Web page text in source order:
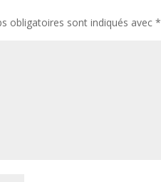
obligatoires sont indiqués avec*